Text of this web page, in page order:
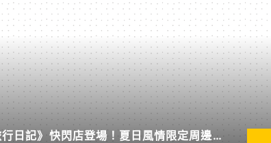
日記》快閃店登場！夏日風情限定周邊首